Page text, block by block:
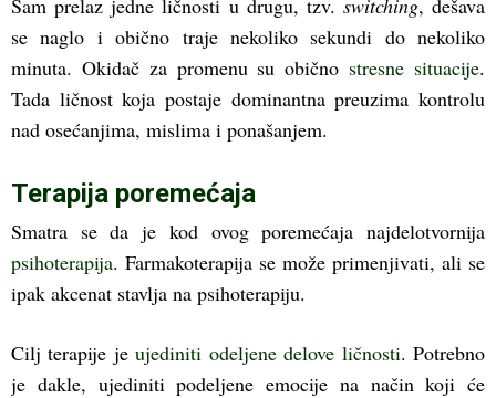
se naglo i obično traje nekoliko sekundi do nekoliko
minuta. Okidač za promenu su obično stresne situacije.
Tada ličnost koja postaje dominantna preuzima kontrolu
nad osećanjima, mislima i ponašanjem.
Terapija poremećaja
Smatra se da je kod ovog poremećaja najdelotvornija
psihoterapija. Farmakoterapija se može primenjivati, ali se
ipak akcenat stavlja na psihoterapiju.
Cilj terapije jeujediniti odeljene delove ličnosti. Potrebno
je dakle, ujediniti podeljene emocije na način koji će